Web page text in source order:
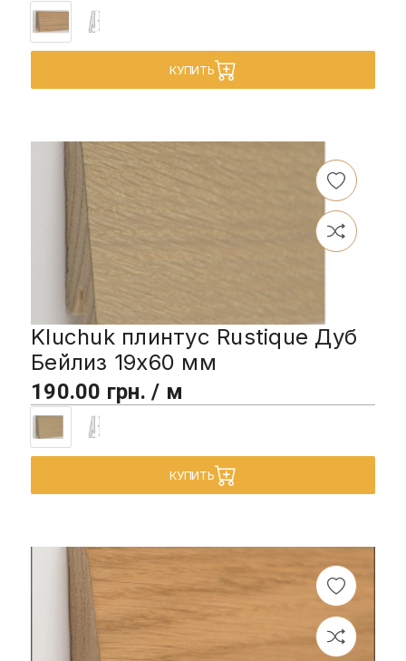
КУПИТЬ
Kluchuk плинтус Rustique Дуб
Бейлиз 19х60 мм
190.00 грн. / м
КУПИТЬ